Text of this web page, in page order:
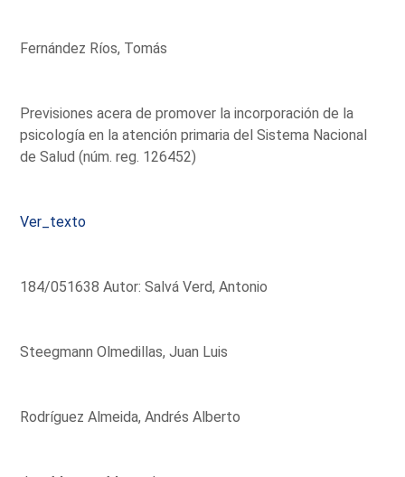
Fernández Ríos, Tomás
Previsiones acera de promover la incorporación de la
psicología en la atención primaria del Sistema Nacional
de Salud (núm. reg. 126452)
Ver_texto
184/051638 Autor: Salvá Verd, Antonio
Steegmann Olmedillas, Juan Luis
Rodríguez Almeida, Andrés Alberto